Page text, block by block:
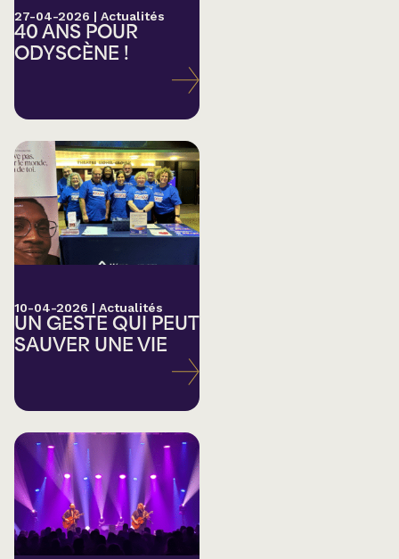
27-04-2026 | Actualités
40 ANS POUR
ODYSCÈNE !
10-04-2026 | Actualités
UN GESTE QUI PEUT
SAUVER UNE VIE